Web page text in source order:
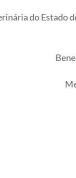
do Estado